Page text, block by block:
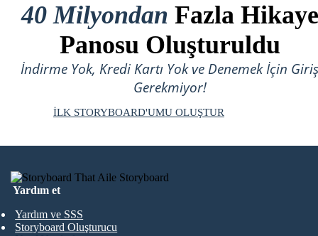
40 Milyondan Fazla Hikaye
Panosu Oluşturuldu
İndirme Yok, Kredi Kartı Yok ve Denemek İçin Giriş
Gerekmiyor!
İLK STORYBOARD'UMU OLUŞTUR
Yardım et
Yardım ve SSS
Storyboard Oluşturucu